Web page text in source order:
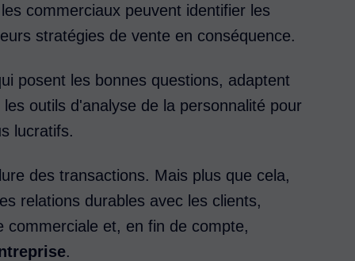
commerciaux peuvent identifier les
stratégies de vente en conséquence.
posent les bonnes questions, adaptent
outils d'analyse de la personnalité pour
lucratifs.
des transactions. Mais plus que cela,
relations durables avec les clients,
commerciale et, en fin de compte,
.